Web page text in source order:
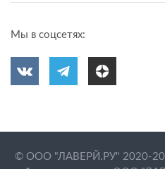
Мы в соцсетях:
© ООО "ЛАВЕРЙ.РУ" 2020-